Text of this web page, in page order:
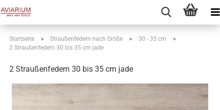
Startseite » Straußenfedern nach Größe » 30 - 35 cm »
2 Straußenfedern 30 bis 35 cm jade
2 Straußenfedern 30 bis 35 cm jade